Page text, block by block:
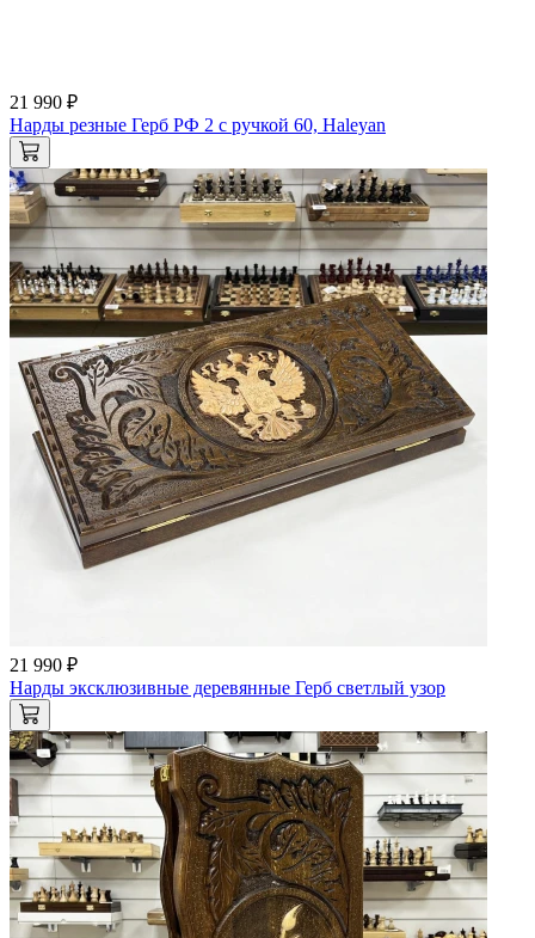
21 990 ₽
Нарды резные Герб РФ 2 с ручкой 60, Haleyan
21 990 ₽
Нарды эксклюзивные деревянные Герб светлый узор